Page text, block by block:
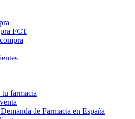
FCT
tu farmacia
de Farmacia en España